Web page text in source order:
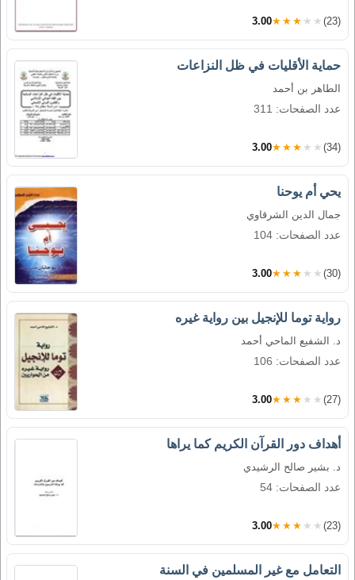
3.00★★★★★ (23)
حماية الأقليات في ظل النزاعات
الطاهر بن أحمد
عدد الصفحات: 311
3.00★★★★★ (34)
يحي أم يوحنا
جمال الدين الشرقاوي
عدد الصفحات: 104
3.00★★★★★ (30)
رواية توما للإنجيل بين رواية غيره
د. الشفيع الماحي أحمد
عدد الصفحات: 106
3.00★★★★★ (27)
أهداف دور القرآن الكريم كما يراها
د. بشير صالح الرشيدي
عدد الصفحات: 54
3.00★★★★★ (23)
التعامل مع غير المسلمين في السنة